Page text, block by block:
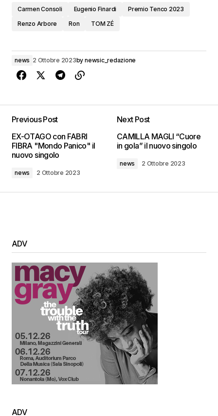
Carmen Consoli Eugenio Finardi
Premio Tenco 2023
Renzo Arbore
Ron TOM ZÉ
news 2 Ottobre 2023by newsic_redazione
Previous Post
EX-OTAGO con FABRI
FIBRA "Mondo Panico" il
nuovo singolo
news 2 Ottobre 2023
Next Post
CAMILLA MAGLI “Cuore
in gola” il nuovo singolo
news 2 Ottobre 2023
ADV
ADV